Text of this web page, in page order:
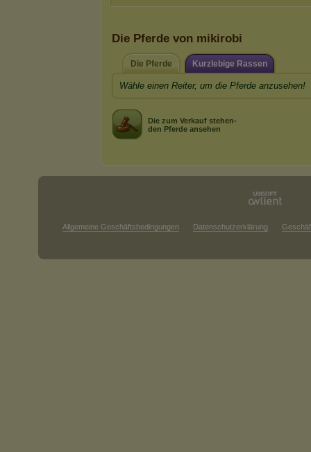
Die Pferde von mikirobi
Die Pferde Kurzlebige Rassen
Wähle einen Reiter, um die Pferde anzusehen!
Die zum Verkauf stehen-
den Pferde ansehen
Allgemeine Geschäftsbedingungen Datenschutzerklärung